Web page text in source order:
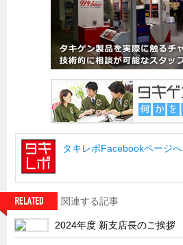
試作・特注品の事例集
SDGs配慮・脱炭素
省力化製品
配電盤・分電盤・キュービクル
医療・福祉・介護関連
ロボット・自動化装置関連
二次電池関連
EV・PHEV充電器関連
再生可能エネルギー
農業関連
半導体製造装置関連
タキレポFacebookページへ
関連する記事
2024年度 新支店長のご挨拶